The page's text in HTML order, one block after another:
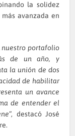
la solidez
avanzada en
nuestro portafolio
de un año, y
la unión de dos
de habilitar
un avance
de entender el
”, destacó José